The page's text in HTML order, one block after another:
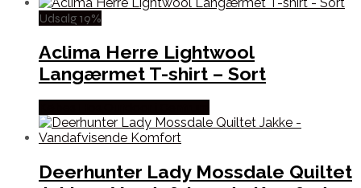
Udsalg 19%
Aclima Herre Lightwool
Langærmet T-shirt – Sort
Deerhunter Lady Mossdale Quiltet